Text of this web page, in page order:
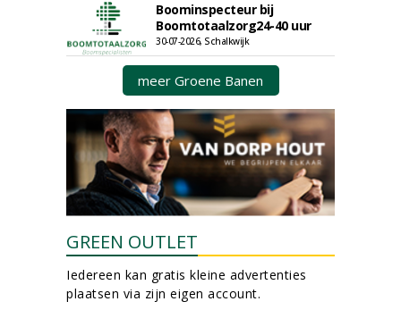
Boominspecteur bij
Boomtotaalzorg24-40 uur
30-07-2026, Schalkwijk
meer Groene Banen
GREEN OUTLET
Iedereen kan gratis kleine advertenties
plaatsen via zijn eigen account.